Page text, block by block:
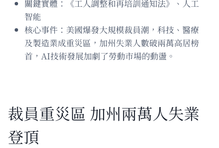
關鍵實體：《工人調整和再培訓通知法》、人工
智能
核心事件：美國爆發大規模裁員潮，科技、醫療
及製造業成重災區，加州失業人數破兩萬高居榜
首，AI技術發展加劇了勞動市場的動盪。
裁員重災區 加州兩萬人失業
登頂